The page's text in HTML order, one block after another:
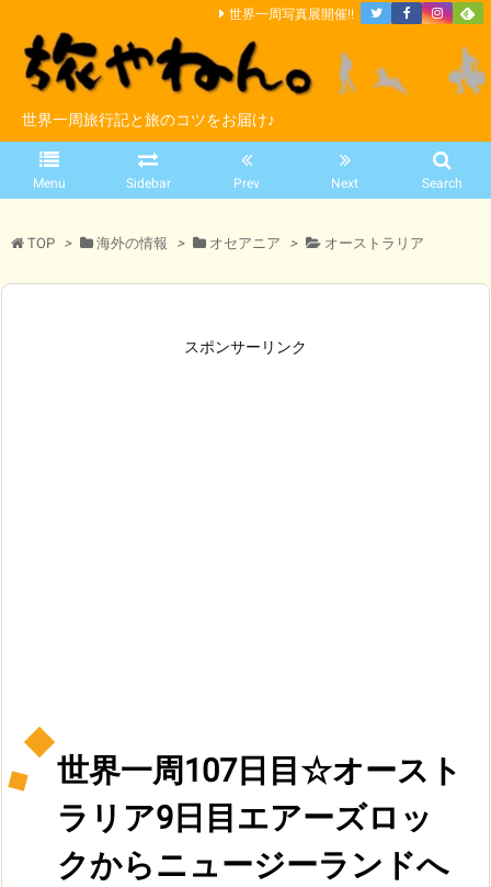
世界一周旅行記と旅のコツをお届け♪
Menu Sidebar Prev Next Search
世界一周写真展開催!!
TOP > 海外の情報 > オセアニア > オーストラリア
スポンサーリンク
世界一周107日目☆オースト
ラリア9日目エアーズロッ
クからニュージーランドへ